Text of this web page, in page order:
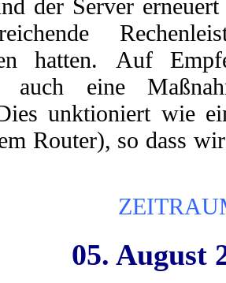
der Server
hatten. Auf
eine
unktioniert wie
Router), so dass
05. August